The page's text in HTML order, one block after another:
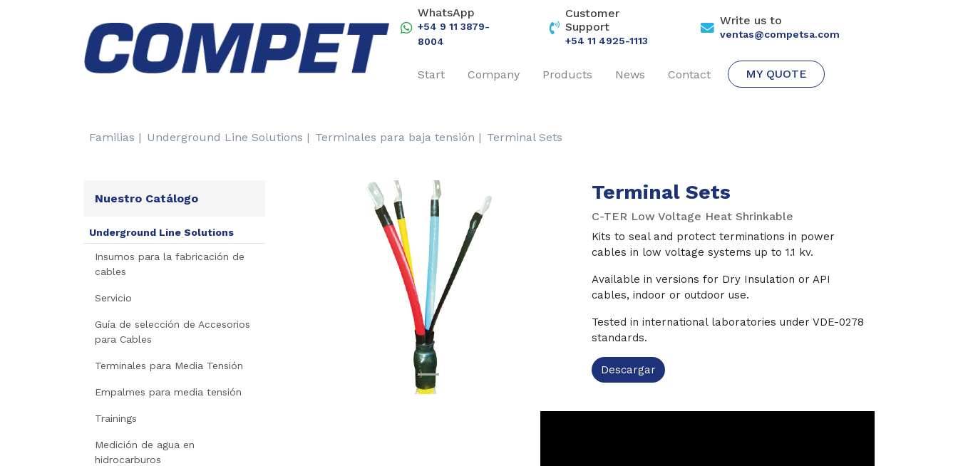
WhatsApp
+54 9 11 3879-
8004
Customer
Support
+54 11 4925-1113
Write us to
ventas@competsa.com
Start Company Products News Contact MY QUOTE
Familias | Underground Line Solutions | Terminales para baja tensión | Terminal Sets
Nuestro Catálogo
Underground Line Solutions
Insumos para la fabricación de
cables
Servicio
Guía de selección de Accesorios
para Cables
Terminales para Media Tensión
Empalmes para media tensión
Trainings
Medición de agua en
hidrocarburos
Terminal Sets
C-TER Low Voltage Heat Shrinkable
Kits to seal and protect terminations in power
cables in low voltage systems up to 1.1 kv.
Available in versions for Dry Insulation or API
cables, indoor or outdoor use.
Tested in international laboratories under VDE-0278
standards.
Descargar